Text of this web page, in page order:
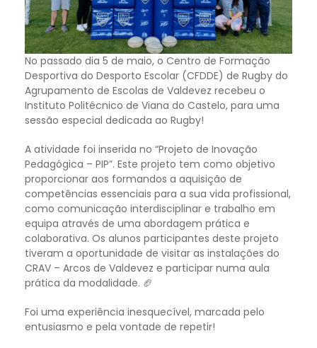
No passado dia 5 de maio, o Centro de Formação
Desportiva do Desporto Escolar (CFDDE) de Rugby do
Agrupamento de Escolas de Valdevez recebeu o
Instituto Politécnico de Viana do Castelo, para uma
sessão especial dedicada ao Rugby!
A atividade foi inserida no “Projeto de Inovação
Pedagógica – PIP”. Este projeto tem como objetivo
proporcionar aos formandos a aquisição de
competências essenciais para a sua vida profissional,
como comunicação interdisciplinar e trabalho em
equipa através de uma abordagem prática e
colaborativa. Os alunos participantes deste projeto
tiveram a oportunidade de visitar as instalações do
CRAV – Arcos de Valdevez e participar numa aula
prática da modalidade. 🏈
Foi uma experiência inesquecível, marcada pelo
entusiasmo e pela vontade de repetir!